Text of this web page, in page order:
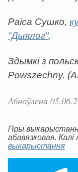
Раіса Сушко,
"Дыялог".
Здымкі з
Powszechny.
Абноўлена
Пры
абавязковая.
выкарыстання